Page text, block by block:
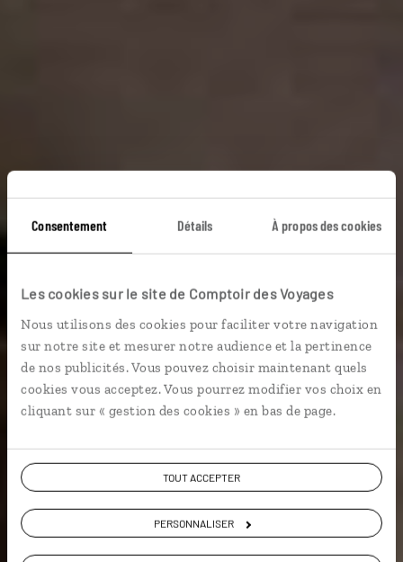
Consentement Détails À propos des cookies
Les cookies sur le site de Comptoir des Voyages
Nous utilisons des cookies pour faciliter votre navigation
sur notre site et mesurer notre audience et la pertinence
de nos publicités. Vous pouvez choisir maintenant quels
cookies vous acceptez. Vous pourrez modifier vos choix en
cliquant sur « gestion des cookies » en bas de page.
TOUT ACCEPTER
PERSONNALISER
Les trinités d'Al
Andalus
Circuit en train en Andalousie : Séville, Cordoue,
Grenade.
En train Voyager à l’essentiel
Voir les 645 avis sur les voyages en Espagne
VOIR LA GALERIE PHOTOS